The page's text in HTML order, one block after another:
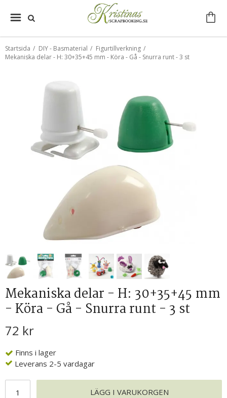
Startsida / DIY - Basmaterial / Figurtillverkning /
Mekaniska delar - H: 30+35+45 mm - Köra - Gå - Snurra runt - 3 st
Mekaniska delar - H: 30+35+45 mm
- Köra - Gå - Snurra runt - 3 st
72 kr
Finns i lager
Leverans 2-5 vardagar
LÄGG I VARUKORGEN